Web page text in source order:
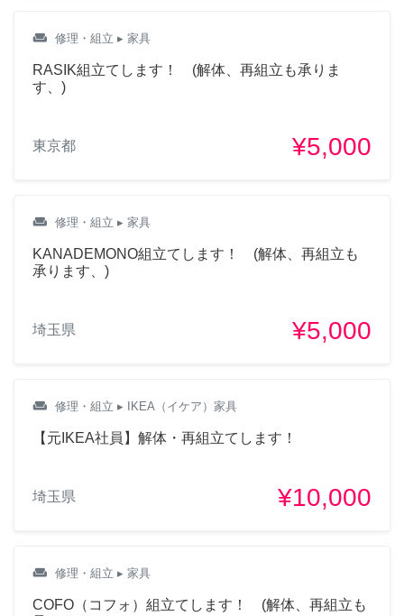
weekend 修理・組立 ▸ 家具
RASIK組立てします！ (解体、再組立も承りま
す、)
東京都 ¥5,000
weekend 修理・組立 ▸ 家具
KANADEMONO組立てします！ (解体、再組立も
承ります、)
埼玉県 ¥5,000
weekend 修理・組立 ▸ IKEA（イケア）家具
【元IKEA社員】解体・再組立てします！
埼玉県 ¥10,000
weekend 修理・組立 ▸ 家具
COFO（コフォ）組立てします！ (解体、再組立も